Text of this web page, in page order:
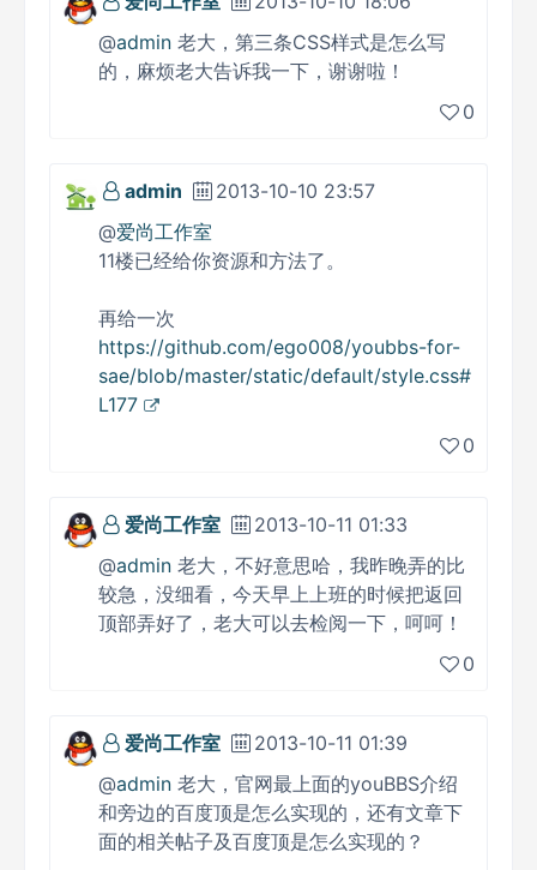
@admin 老大，第三条CSS样式是怎么写
的，麻烦老大告诉我一下，谢谢啦！
0
admin
2013-10-10 23:57
@爱尚工作室
11楼已经给你资源和方法了。
再给一次
https://github.com/ego008/youbbs-for-
sae/blob/master/static/default/style.css#
L177
0
爱尚工作室
2013-10-11 01:33
@admin 老大，不好意思哈，我昨晚弄的比
较急，没细看，今天早上上班的时候把返回
顶部弄好了，老大可以去检阅一下，呵呵！
0
爱尚工作室
2013-10-11 01:39
@admin 老大，官网最上面的youBBS介绍
和旁边的百度顶是怎么实现的，还有文章下
面的相关帖子及百度顶是怎么实现的？